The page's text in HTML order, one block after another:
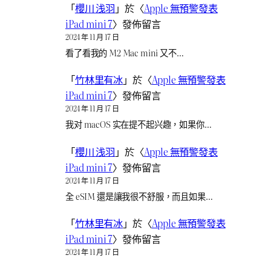
「櫻川 浅羽 」於〈Apple 無預警發表
iPad mini 7〉發佈留言
2024 年 11 月 17 日
看了看我的 M2 Mac mini 又不…
「竹林里有冰」於〈Apple 無預警發表
iPad mini 7〉發佈留言
2024 年 11 月 17 日
我对 macOS 实在提不起兴趣，如果你…
「櫻川 浅羽 」於〈Apple 無預警發表
iPad mini 7〉發佈留言
2024 年 11 月 17 日
全 eSIM 還是讓我很不舒服，而且如果…
「竹林里有冰」於〈Apple 無預警發表
iPad mini 7〉發佈留言
2024 年 11 月 17 日